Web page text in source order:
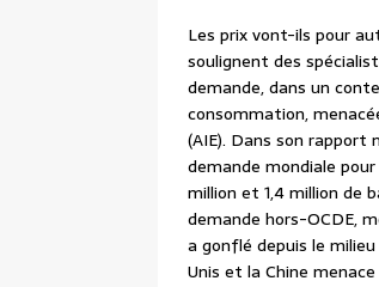
Les prix vont-ils pour
soulignent des
demande, dans un
consommation,
(AIE). Dans son rapport
demande mondiale
million et 1,4 million de
demande hors-OCDE,
a gonflé depuis le
Unis et la Chine